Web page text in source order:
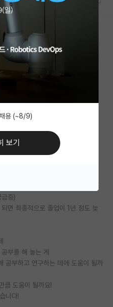
의 핵물리학자입니다.
아니라 화학을 공부해 보고 싶은 마
증)
면 최종적으로 졸업이 1년 정도 늦
부를 해 놓는 게
공부하고 연구하는 데에 도움이 될까
큼 도움이 될까요!
니다!
용 (~8/9)
보기